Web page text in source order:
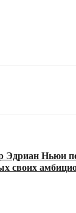
Эдриан Ньюи
своих